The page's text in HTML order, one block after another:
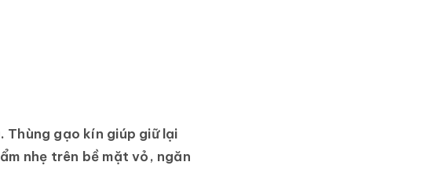
gạo kín giúp giữ lại
nhẹ trên bề mặt vỏ, ngăn